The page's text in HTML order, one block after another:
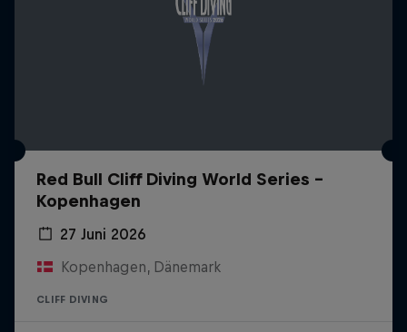
Red Bull Cliff Diving World Series -
Kopenhagen
27 Juni 2026
Kopenhagen, Dänemark
CLIFF DIVING